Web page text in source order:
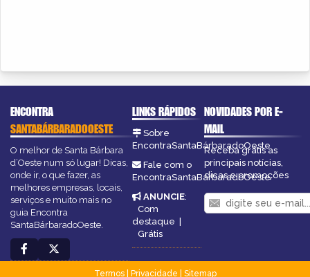
ENCONTRA
SANTABÁRBARADOOESTE
O melhor de Santa Bárbara
d’Oeste num só lugar! Dicas,
onde ir, o que fazer, as
melhores empresas, locais,
serviços e muito mais no
guia Encontra
SantaBárbaradoOeste.
LINKS RÁPIDOS
Sobre
EncontraSantaBárbaradoOeste
Fale com o
EncontraSantaBárbaradoOeste
ANUNCIE:
Com
destaque |
Grátis
NOVIDADES POR E-
MAIL
Receba grátis as
principais notícias,
dicas e promoções
Termos| Privacidade
Sitemap